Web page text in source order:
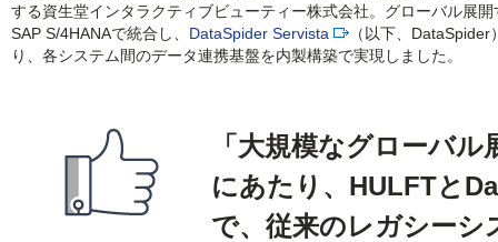
する資生堂インタラクティブビューティー株式会社。グローバル展
SAP S/4HANAで統合し、 DataSpider Servista
（以下、DataSpider
り、各システム間のデータ連携基盤を内製構築で実現しました。
「大規模なグローバ
にあたり、HULFTと
で、従来のレガシー